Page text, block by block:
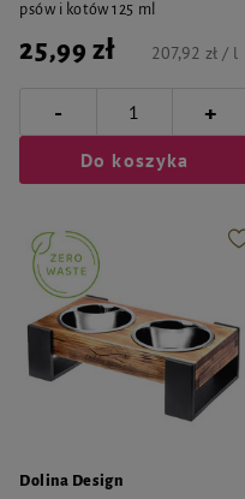
psów i kotów 125 ml
25,99 zł 207,92 zł / l
- +
Do koszyka
Dolina Design